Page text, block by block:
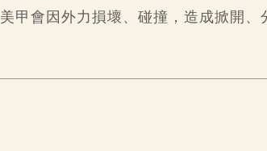
美甲會因外力損壞、碰撞，造成掀開、